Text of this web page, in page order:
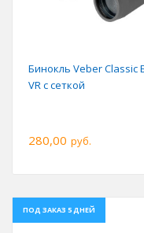
Бинокль Veber Classic
VR с сеткой
280,00 руб.
ПОД ЗАКАЗ 5 ДНЕЙ